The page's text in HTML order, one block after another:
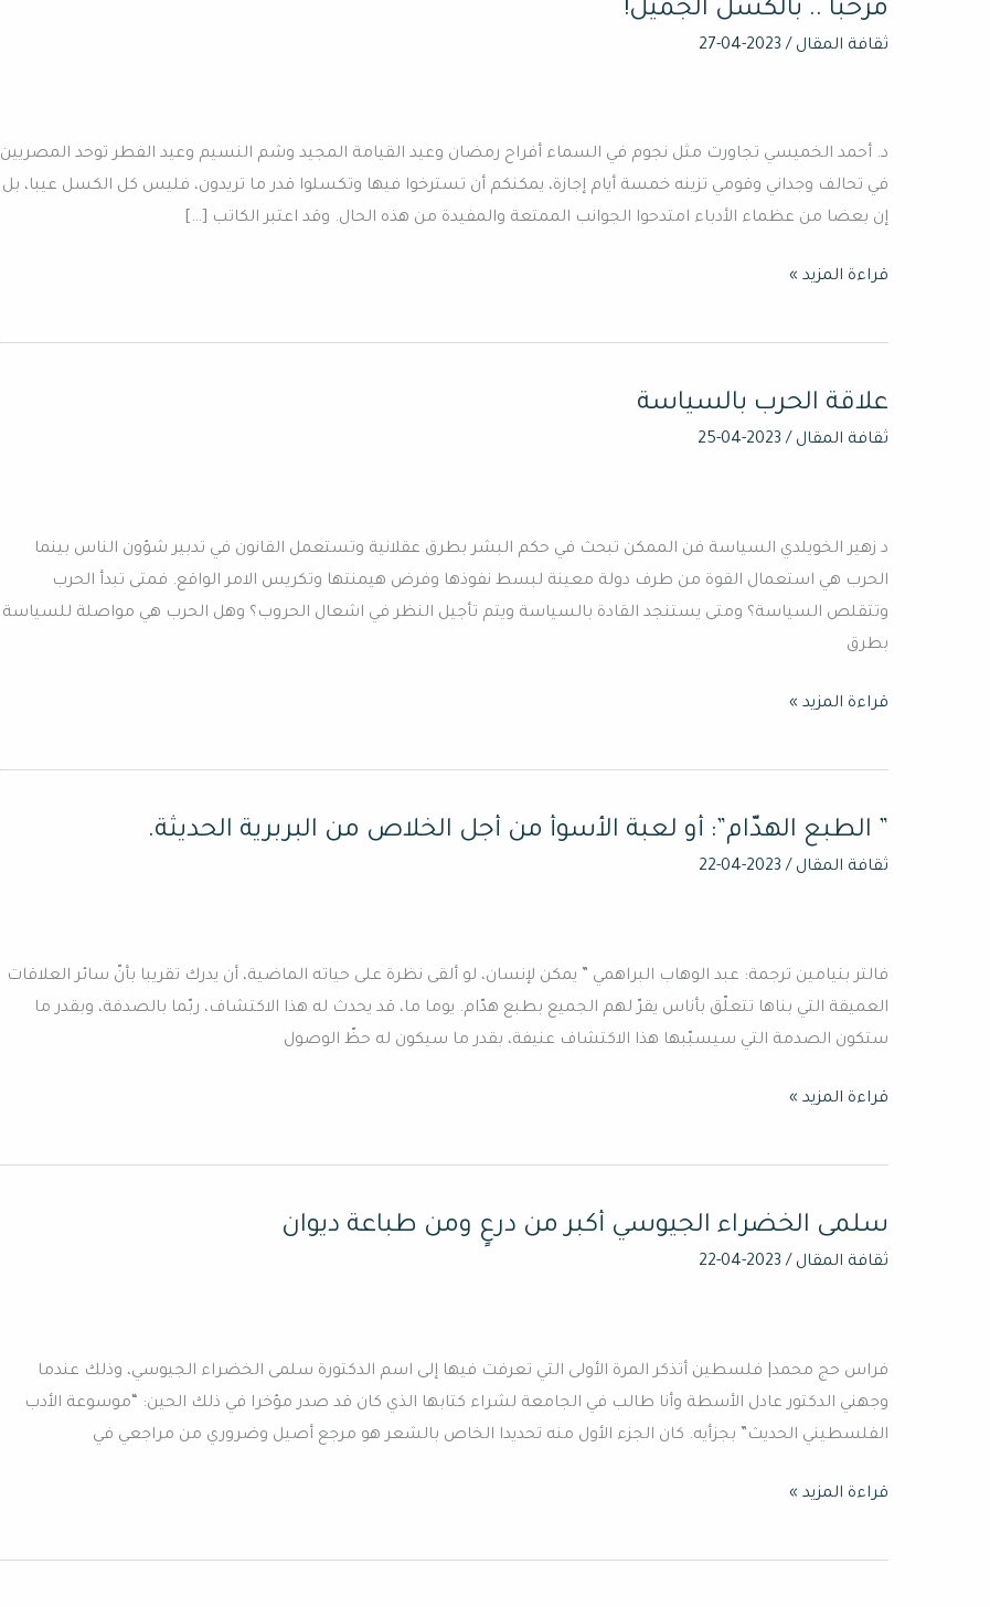
مرحبا .. بالكسل الجميل!
ثقافة المقال /
2023-04-27
د. أحمد الخميسي تجاورت مثل نجوم في السماء أفراح رمضان وعيد القيامة المجيد وشم النسيم وعيد الفطر توحد المصريين
في تحالف وجداني وقومي تزينه خمسة أيام إجازة، يمكنكم أن تسترخوا فيها وتكسلوا قدر ما تريدون، فليس كل الكسل عيبا، بل
إن بعضا من عظماء الأدباء امتدحوا الجوانب الممتعة والمفيدة من هذه الحال. وقد اعتبر الكاتب […]
مرحبا
..
قراءة المزيد »
علاقة الحرب بالسياسة
ثقافة المقال /
2023-04-25
د زهير الخويلدي السياسة فن الممكن تبحث في حكم البشر بطرق عقلانية وتستعمل القانون في تدبير شؤون الناس بينما
الحرب هي استعمال القوة من طرف دولة معينة لبسط نفوذها وفرض هيمنتها وتكريس الامر الواقع. فمتى تبدأ الحرب
وتتقلص السياسة؟ ومتى يستنجد القادة بالسياسة ويتم تأجيل النظر في اشعال الحروب؟ وهل الحرب هي مواصلة للسياسة
بطرق
علاقة
الحرب
قراءة المزيد »
” الطبع الهدّام”: أو لعبة الأسوأ من أجل الخلاص من البربرية الحديثة.
ثقافة المقال /
2023-04-22
فالتر بنيامين ترجمة: عبد الوهاب البراهمي ” يمكن لإنسان، لو ألقى نظرة على حياته الماضية، أن يدرك تقريبا بأنّ سائر العلاقات
العميقة التي بناها تتعلّق بأناس يقرّ لهم الجميع بطبع هدّام. يوما ما، قد يحدث له هذا الاكتشاف، ربّما بالصدفة، وبقدر ما
ستكون الصدمة التي سيسبّبها هذا الاكتشاف عنيفة، بقدر ما سيكون له حظّ الوصول
”
الطبع
قراءة المزيد »
سلمى الخضراء الجيوسي أكبر من درعٍ ومن طباعة ديوان
ثقافة المقال /
2023-04-22
فراس حج محمد| فلسطين أتذكر المرة الأولى التي تعرفت فيها إلى اسم الدكتورة سلمى الخضراء الجيوسي، وذلك عندما
وجهني الدكتور عادل الأسطة وأنا طالب في الجامعة لشراء كتابها الذي كان قد صدر مؤخرا في ذلك الحين: “موسوعة الأدب
الفلسطيني الحديث” بجزأيه. كان الجزء الأول منه تحديدا الخاص بالشعر هو مرجع أصيل وضروري من مراجعي في
سلمى
الخضراء
قراءة المزيد »